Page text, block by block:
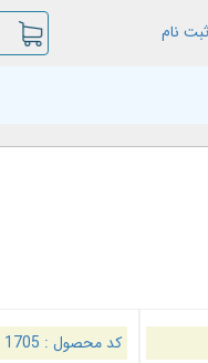
ثبت نام
کد محصول : 1705